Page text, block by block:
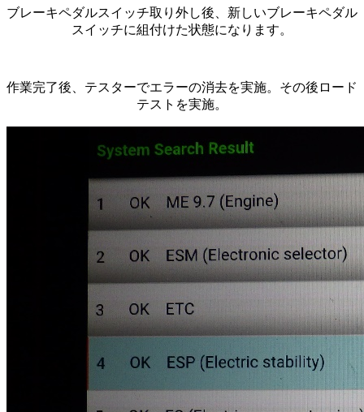
ブレーキペダルスイッチ取り外し後、新しいブレーキペダル
スイッチに組付けた状態になります。
作業完了後、テスターでエラーの消去を実施。その後ロード
テストを実施。